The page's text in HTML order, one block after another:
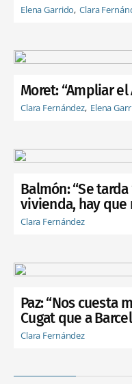
Elena Garrido Clara
Moret: “Ampliar
Clara Fernández Elena
Balmón: “Se
vivienda, hay
Clara Fernández
Paz: “Nos cuesta
Cugat que a
Clara Fernández